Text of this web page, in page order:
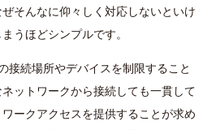
そんなに仰々しく対応しないといけ
うほどシンプルです。
接続場所やデバイスを制限すること
ットワークから接続しても一貫して
ークアクセスを提供することが求め